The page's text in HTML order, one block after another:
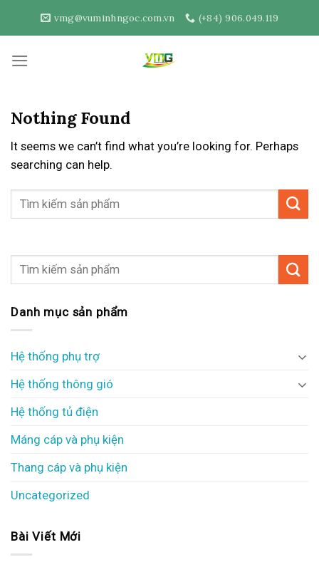
vmg@vuminhngoc.com.vn (+84) 906.049.119
Nothing Found
It seems we can’t find what you’re looking for. Perhaps
searching can help.
Danh mục sản phẩm
Hệ thống phụ trợ
Hệ thống thông gió
Hệ thống tủ điện
Máng cáp và phụ kiện
Thang cáp và phụ kiện
Uncategorized
Bài Viết Mới